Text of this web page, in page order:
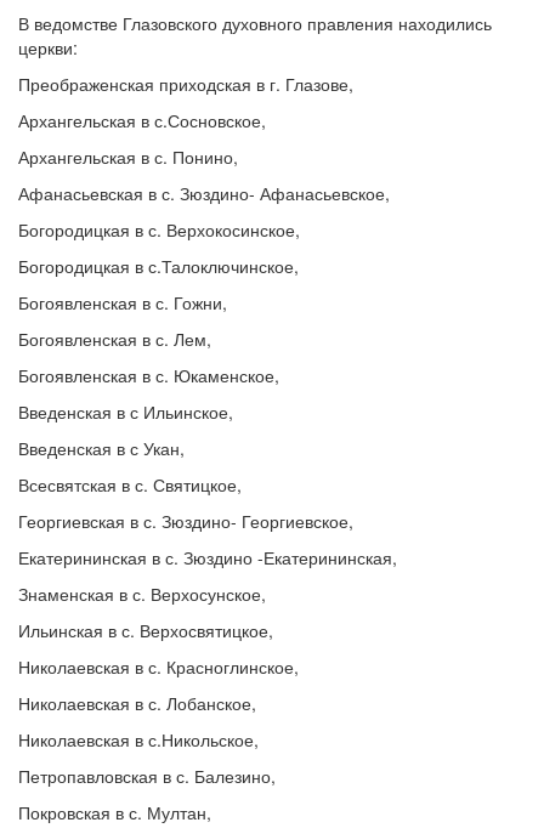
В ведомстве Глазовского духовного правления находились
церкви:
Преображенская приходская в г. Глазове,
Архангельская в с.Сосновское,
Архангельская в с. Понино,
Афанасьевская в с. Зюздино- Афанасьевское,
Богородицкая в с. Верхокосинское,
Богородицкая в с.Талоключинское,
Богоявленская в с. Гожни,
Богоявленская в с. Лем,
Богоявленская в с. Юкаменское,
Введенская в с Ильинское,
Введенская в с Укан,
Всесвятская в с. Святицкое,
Георгиевская в с. Зюздино- Георгиевское,
Екатерининская в с. Зюздино -Екатерининская,
Знаменская в с. Верхосунское,
Ильинская в с. Верхосвятицкое,
Николаевская в с. Красноглинское,
Николаевская в с. Лобанское,
Николаевская в с.Никольское,
Петропавловская в с. Балезино,
Покровская в с. Мултан,